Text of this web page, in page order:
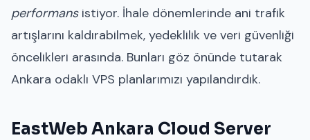
performansistiyor. İhale dönemlerinde ani trafik
artışlarını kaldırabilmek, yedeklilik ve veri güvenliği
öncelikleri arasında. Bunları göz önünde tutarak
Ankara odaklı VPS planlarımızı yapılandırdık.
EastWeb Ankara Cloud Server